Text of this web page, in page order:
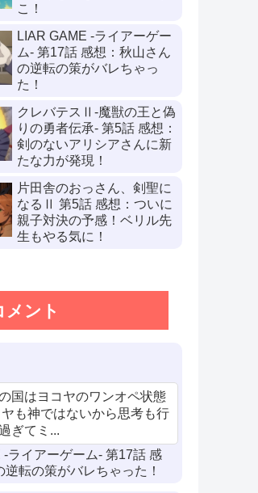
こ！
LIAR GAME -ライアーゲー
ム- 第17話 感想：秋山さん
の逆転の策がバレちゃっ
た！
クレバテスⅡ-魔獣の王と偽
りの勇者伝承- 第5話 感想：
剣のないアリシアさんに新
たな力が発現！
片田舎のおっさん、剣聖に
なるⅡ 第5話 感想：ついに
親子対決の予感！ベリル先
生もやる気に！
メント
国はヨコヤのワンオペ状態
も神ではないから思考も行
ぎてミ...
-ライアーゲーム- 第17話 感
転の策がバレちゃった！